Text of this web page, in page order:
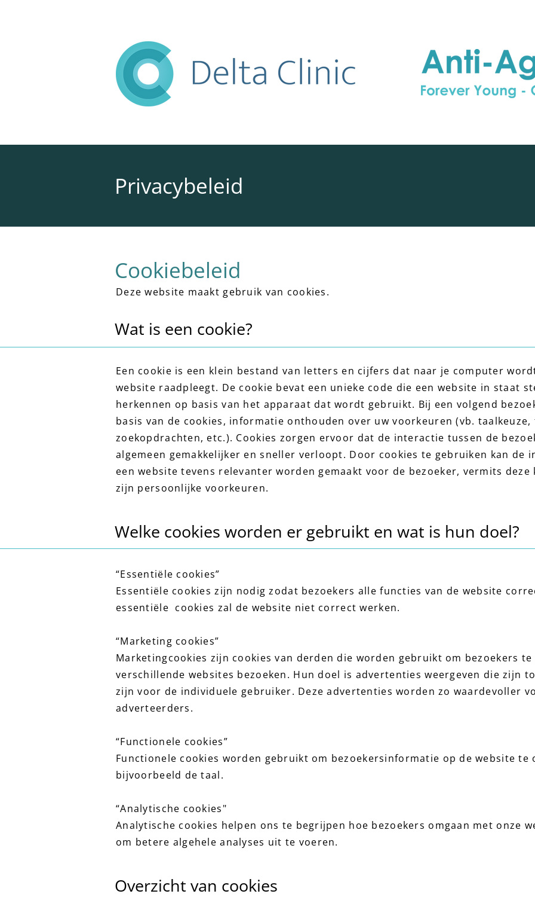
Privacybeleid
Cookiebeleid
Deze website maakt gebruik van cookies.
Wat is een cookie?
Een cookie is een klein bestand van letters en cijfers dat naar je computer
website raadpleegt. De cookie bevat een unieke code die een website in staat
herkennen op basis van het apparaat dat wordt gebruikt. Bij een volgend
basis van de cookies, informatie onthouden over uw voorkeuren (vb.
zoekopdrachten, etc.). Cookies zorgen ervoor dat de interactie tussen de
algemeen gemakkelijker en sneller verloopt. Door cookies te gebruiken kan de
een website tevens relevanter worden gemaakt voor de bezoeker, vermits deze
zijn persoonlijke voorkeuren.
Welke cookies worden er gebruikt en wat is hun doel?
“Essentiële cookies”
Essentiële cookies zijn nodig zodat bezoekers alle functies van de website
essentiële cookies zal de website niet correct werken.
“Marketing cookies”
Marketingcookies zijn cookies van derden die worden gebruikt om bezoekers
verschillende websites bezoeken. Hun doel is advertenties weergeven die zijn
zijn voor de individuele gebruiker. Deze advertenties worden zo waardevoller
adverteerders.
“Functionele cookies”
Functionele cookies worden gebruikt om bezoekersinformatie op de website te
bijvoorbeeld de taal.
“Analytische cookies"
Analytische cookies helpen ons te begrijpen hoe bezoekers omgaan met onze
om betere algehele analyses uit te voeren.
Overzicht van cookies